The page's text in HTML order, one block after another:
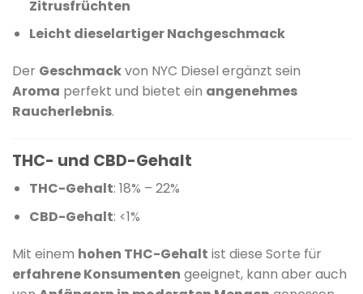
Zitrusfrüchten
Leicht dieselartiger Nachgeschmack
Der Geschmackvon NYC Diesel ergänzt sein
Aroma perfekt und bietet ein angenehmes
Raucherlebnis.
THC- und CBD-Gehalt
THC-Gehalt: 18% – 22%
CBD-Gehalt: <1%
Mit einem hohen THC-Gehalt ist diese Sorte für
erfahrene Konsumenten geeignet, kann aber auch